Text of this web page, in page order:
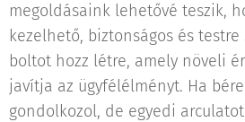
megoldásaink lehetővé teszik,
kezelhető, biztonságos és
boltot hozz létre, amely növeli
javítja az ügyfélélményt. Ha
gondolkozol, de egyedi